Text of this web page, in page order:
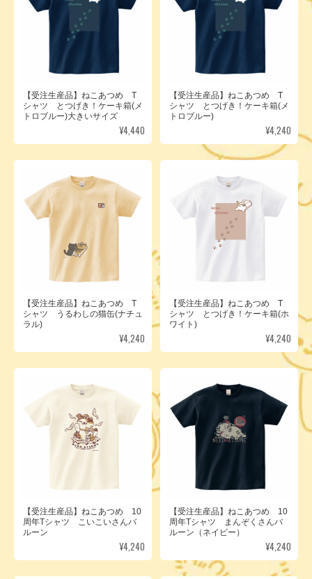
【受注生産品】ねこあつめ T
シャツ とつげき！ケーキ箱(メ
トロブルー)大きいサイズ
¥4,440
【受注生産品】ねこあつめ T
シャツ とつげき！ケーキ箱(メ
トロブルー)
¥4,240
【受注生産品】ねこあつめ T
シャツ うるわしの猫缶(ナチュ
ラル)
¥4,240
【受注生産品】ねこあつめ T
シャツ とつげき！ケーキ箱(ホ
ワイト)
¥4,240
【受注生産品】ねこあつめ 10
周年Tシャツ こいこいさんバ
ルーン
¥4,240
【受注生産品】ねこあつめ 10
周年Tシャツ まんぞくさんバ
ルーン（ネイビー）
¥4,240